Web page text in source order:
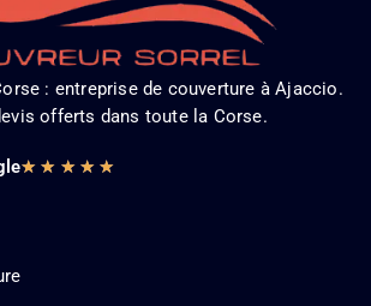
: entreprise de couverture à Ajaccio.
offerts dans toute la Corse.
★ ★ ★ ★ ★Noté